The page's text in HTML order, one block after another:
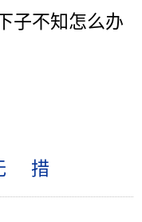
子不知怎么办
措